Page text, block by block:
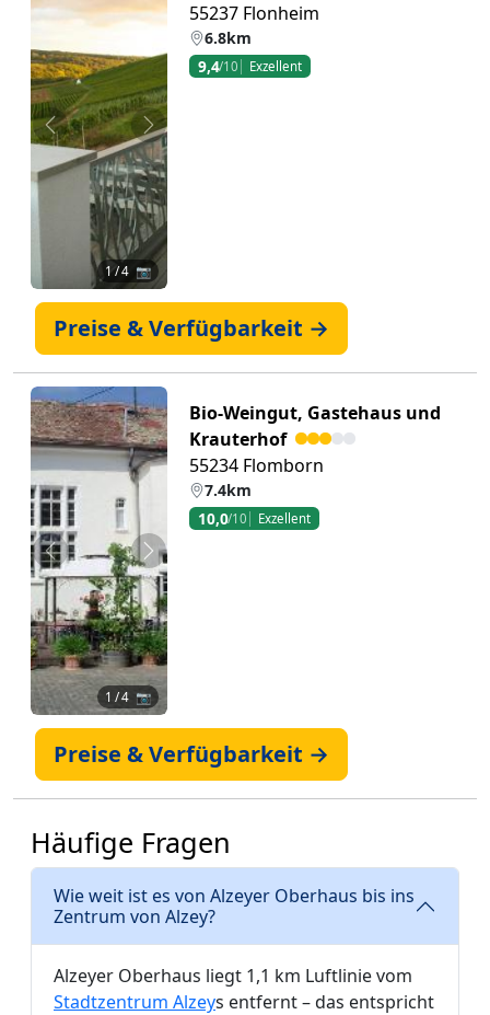
Zurück Weiter
1/ 4 📷
55237 Flonheim
6.8km
9,4/10 Exzellent
Preise & Verfügbarkeit →
Zurück Weiter
1 / 4 📷
Bio-Weingut, Gastehaus und
Krauterhof
55234 Flomborn
7.4km
10,0/10 Exzellent
Preise & Verfügbarkeit →
Häufige Fragen
Wie weit ist es von Alzeyer Oberhaus bis ins
Zentrum von Alzey?
Alzeyer Oberhaus liegt 1,1 km Luftlinie vom
Stadtzentrum Alzeys entfernt – das entspricht